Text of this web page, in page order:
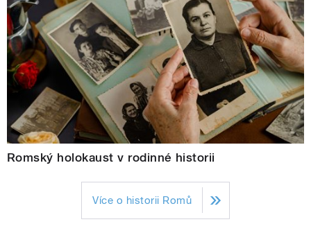
Romský holokaust v rodinné historii
Více o historii Romů